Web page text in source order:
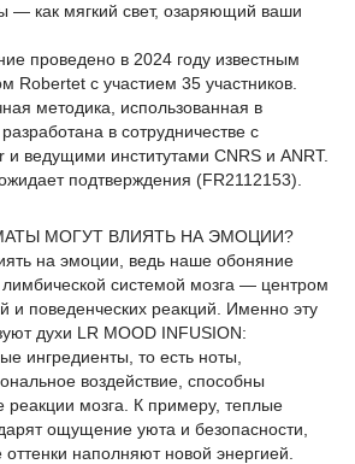
— как мягкий свет, озаряющий ваши
проведено в 2024 году известным
с участием 35 участников.
методика, использованная в
в сотрудничестве с
и ведущими институтами CNRS и ANRT.
подтверждения (FR2112153).
МОГУТ ВЛИЯТЬ НА ЭМОЦИИ?
на эмоции, ведь наше обоняние
системой мозга — центром
и поведенческих реакций. Именно эту
духи LR MOOD INFUSION:
ингредиенты, то есть ноты,
воздействие, способны
реакции мозга. К примеру, теплые
ощущение уюта и безопасности,
оттенки наполняют новой энергией.